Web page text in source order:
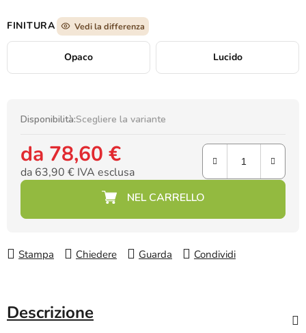
FINITURA Vedi la differenza
Opaco Lucido
Disponibilità:Scegliere la variante
da 78,60 €
da 63,90 € IVA esclusa
Prezzo della misura:
Stampa Chiedere Guarda Condividi
Descrizione